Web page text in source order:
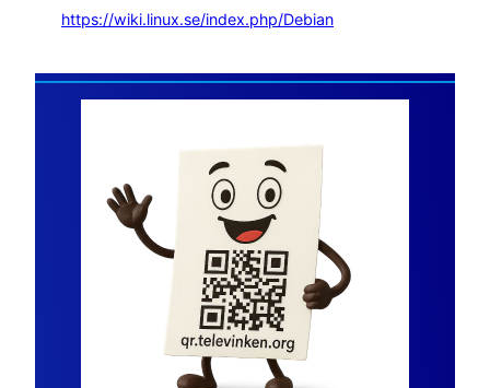
https://wiki.linux.se/index.php/Debian